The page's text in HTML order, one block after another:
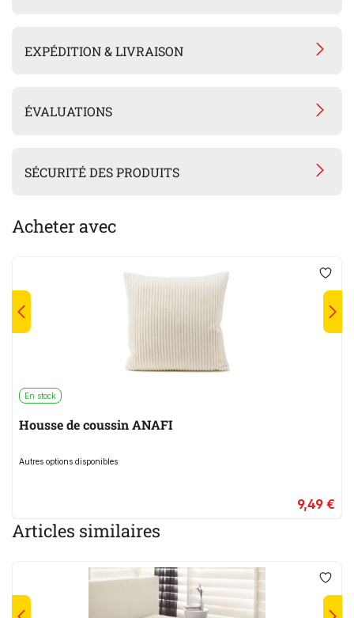
EXPÉDITION & LIVRAISON
ÉVALUATIONS
SÉCURITÉ DES PRODUITS
Acheter avec
En stock
Housse de coussin ANAFI
Autres options disponibles
9,49 €
Articles similaires